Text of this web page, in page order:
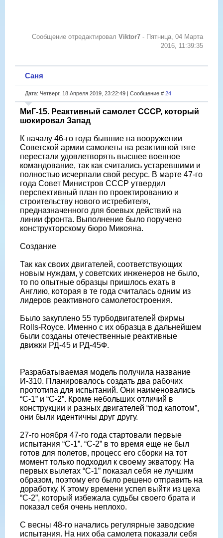
Сообщение отредактировал Viktor7 - Пятница, 04 Марта
2016, 11:39:35
Саня
Дата: Четверг, 18 Апреля 2019, 23:22:49 | Сообщение # 24
МиГ-15. Реактивный самолет СССР, который
шокировал Запад
К началу 46-го года бывшие на вооружении
Советской армии самолеты на реактивной тяге
перестали удовлетворять высшее военное
командование, так как считались устаревшими и
полностью исчерпали свой ресурс. В марте 47-го
года Совет Министров СССР утвердил
перспективный план по проектированию и
строительству нового истребителя,
предназначенного для боевых действий на
линии фронта. Выполнение было поручено
конструкторскому бюро Микояна.
Создание
Так как своих двигателей, соответствующих
новым нуждам, у советских инженеров не было,
то по опытные образцы пришлось ехать в
Англию, которая в те года считалась одним из
лидеров реактивного самолетостроения.
Было закуплено 55 турбодвигателей фирмы
Rolls-Royce. Именно с их образца в дальнейшем
были созданы отечественные реактивные
движки РД-45 и РД-45Ф.
Разрабатываемая модель получила название
И-310. Планировалось создать два рабочих
прототипа для испытаний. Они наименовались
“С-1” и “С-2”. Кроме небольших отличий в
конструкции и разных двигателей “под капотом”,
они были идентичны друг другу.
27-го ноября 47-го года стартовали первые
испытания “С-1”. “С-2” в то время еще не был
готов для полетов, процесс его сборки на тот
момент только подходил к своему экватору. На
первых вылетах “С-1” показал себя не лучшим
образом, поэтому его было решено отправить на
доработку. К этому времени успел выйти из цеха
“С-2”, который избежала судьбы своего брата и
показал себя очень неплохо.
С весны 48-го начались регулярные заводские
испытания. На них оба самолета показали себя